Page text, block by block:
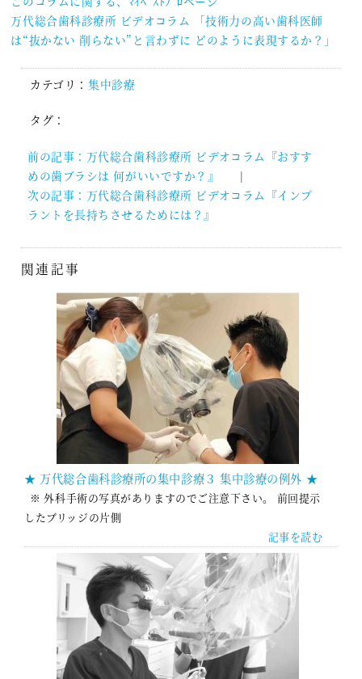
万代総合歯科診療所 ビデオコラム 「技術力の高い歯科医師
は“抜かない 削らない”と言わずに どのように表現するか？」
カテゴリ： 集中診療
タグ：
投
稿
ナ
ビ
シ
前の記事：万代総合歯科診療所 ビデオコラム『おすす
めの歯ブラシは 何がいいですか？』
次の記事：万代総合歯科診療所 ビデオコラム『インプ
ラントを長持ちさせるためには？』
関連記事
★ 万代総合歯科診療所の集中診療３ 集中診療の例外 ★
※ 外科手術の写真がありますのでご注意下さい。 前回提示
したブリッジの片側
記事を読む